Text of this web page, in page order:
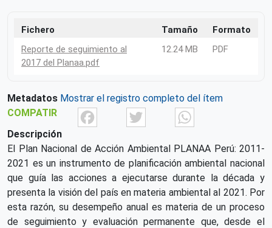
Fichero Tamaño
Formato
Reporte de seguimiento al
2017 del Planaa.pdf
12.24 MB PDF
Metadatos Mostrar el registro completo del ítem
COMPATIR
FacebookTwitter
Descripción
El Plan Nacional de Acción Ambiental PLANAA Perú: 2011-
2021 es un instrumento de planificación ambiental nacional
que guía las acciones a ejecutarse durante la década y
presenta la visión del país en materia ambiental al 2021. Por
esta razón, su desempeño anual es materia de un proceso
de seguimiento y evaluación permanente que, desde el